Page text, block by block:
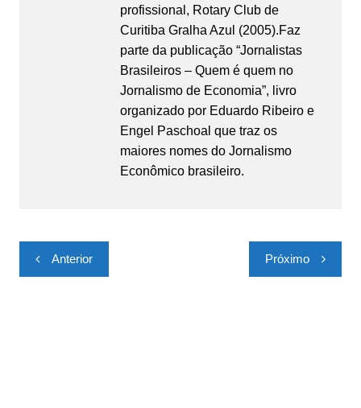
profissional, Rotary Club de
Curitiba Gralha Azul (2005).Faz
parte da publicação “Jornalistas
Brasileiros – Quem é quem no
Jornalismo de Economia”, livro
organizado por Eduardo Ribeiro e
Engel Paschoal que traz os
maiores nomes do Jornalismo
Econômico brasileiro.
Navegação
de
Anterior Próximo